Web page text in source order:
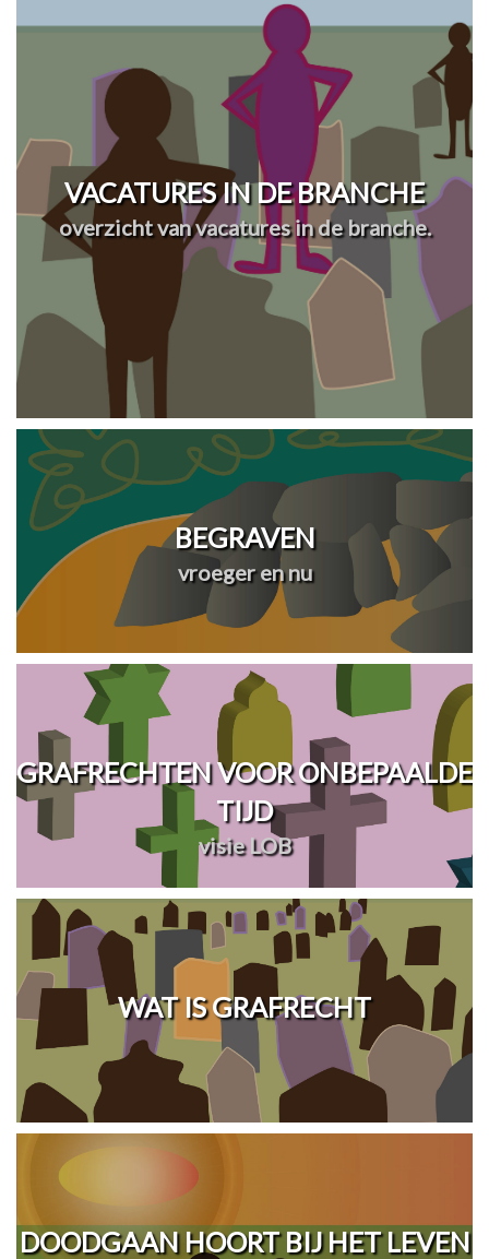
VACATURES IN DE BRANCHE
overzicht van vacatures in de branche.
BEGRAVEN
vroeger en nu
GRAFRECHTEN VOOR ONBEPAALDE
TIJD
visie LOB
WAT IS GRAFRECHT
DOODGAAN HOORT BIJ HET LEVEN